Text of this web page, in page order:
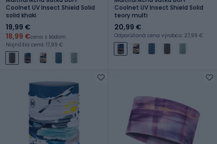
Coolnet UV Insect Shield Solid
solid khaki
19,99 €
18,99 €cena s kódom
Najnižšia cena: 17,99 €
Coolnet UV Insect Shield Solid
teory multi
20,99 €
Odporúčaná cena výrobcu: 27,99 €